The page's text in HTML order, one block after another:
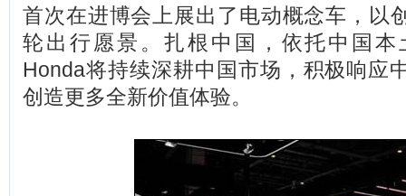
首次在进博会上展出了电动概念车，以
轮出行愿景。扎根中国，依托中国本
Honda将持续深耕中国市场，积极响应
创造更多全新价值体验。